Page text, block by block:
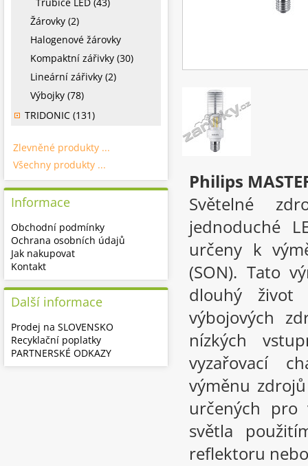
Philips
Světelné
jednoduché
určeny k
(SON). Tato
dlouhý život
výbojových
nízkých
vyzařovací
výměnu
určených pro
světla
reflektoru
Žárovky (2)
Halogenové žárovky
Kompaktní zářivky (30)
Lineární zářivky (2)
Výbojky (78)
TRIDONIC (131)
Zlevněné produkty ...
Všechny produkty ...
Informace
Obchodní podmínky
Ochrana osobních údajů
Jak nakupovat
Kontakt
Další informace
Prodej na SLOVENSKO
Recyklační poplatky
PARTNERSKÉ ODKAZY